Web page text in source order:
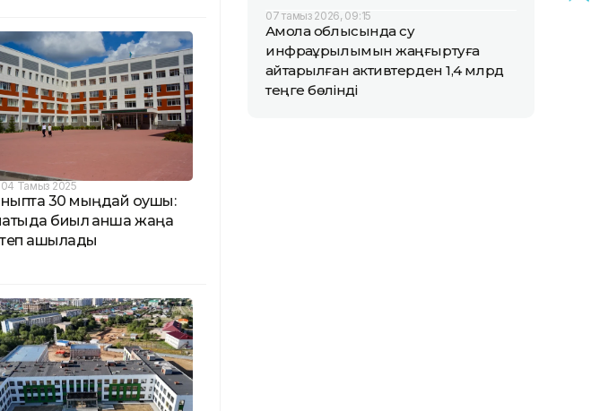
04 Тамыз 2025
30 мыңдай оқушы:
биыл қанша жаңа
ашылады
07 тамыз 2026, 09:15
Ақмола облысында су
инфрақұрылымын жаңғыртуға
қайтарылған активтерден 1,4 млрд
теңге бөлінді